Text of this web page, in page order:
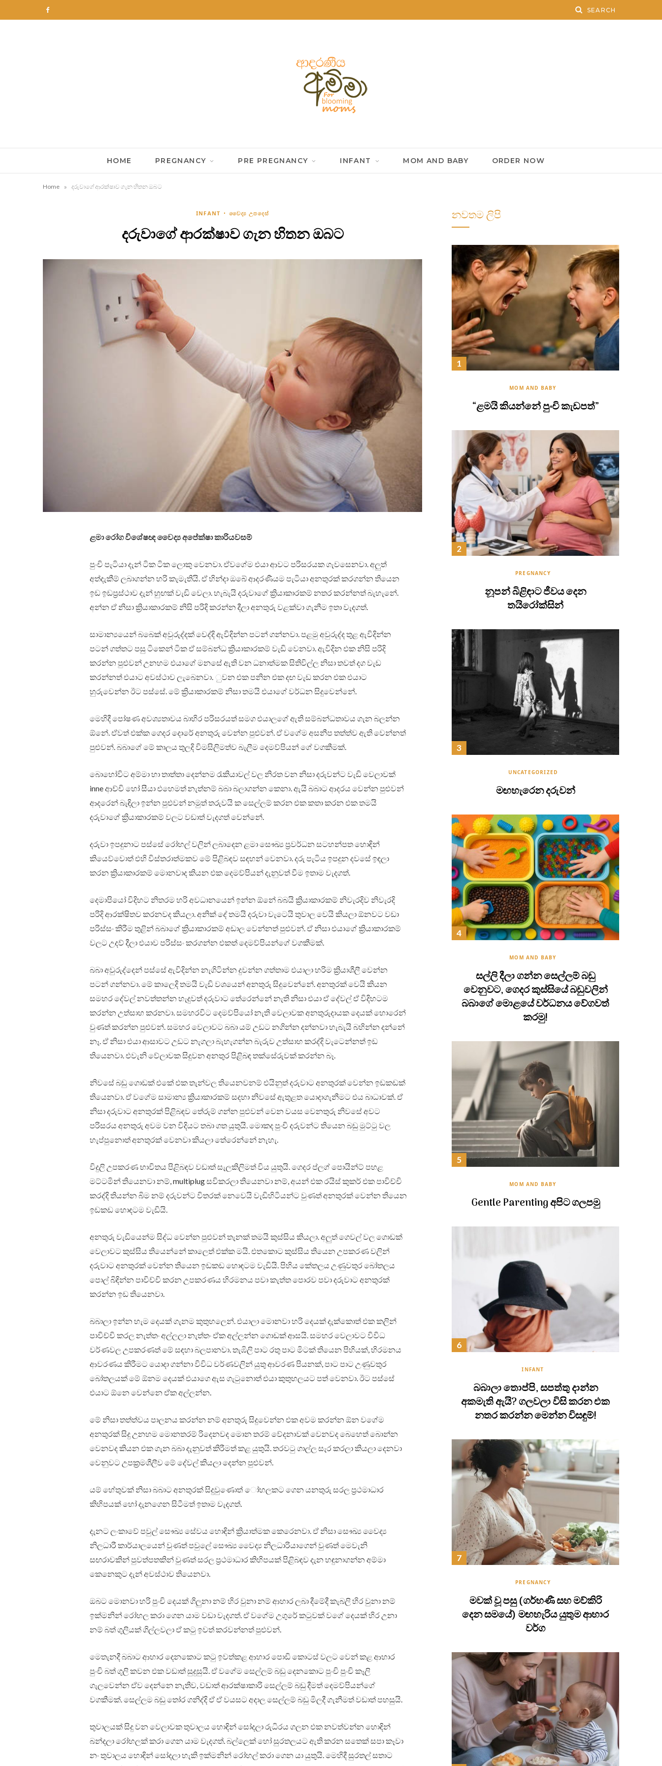
F
k
HOME PREGNANCY PRE PREGNANCY INFANT MOM AND BABY ORDER NOW
Home » දරුවාගේ ආරක්ෂාව ගැන හිතන ඔබට
INFANT වෛද්‍ය උපදෙස්
දරුවාගේ ආරක්ෂාව ගැන හිතන ඔබට
ළමා රෝග විශේෂඥ වෛද්‍ය අපේක්ෂා කාරියවසම්
පුංචි පැටියා දැන් ටික ටික ලොකු වෙනවා. ඒවගේම එයා ආවට පරිසරයක ගැවසෙනවා. අලුත්
අත්දැකීම් ලබාගන්න හරි කැමැතියි. ඒ හින්දා ඔබේ ආදරණීයම පැටියා අනතුරක් කරගන්න තියෙන
ඉඩ ඉඩප්‍රස්ථාව දැන් හුඟක් වැඩි වෙලා. හැබැයි දරුවාගේ ක්‍රියාකාරකම් නතර කරන්නත් බැහැනේ.
අන්න ඒ නිසා ක්‍රියාකාරකම් නිසි පරිදි කරන්න දීලා අනතුරු වළක්වා ගැනීම ඉතා වැදගත්.
සාමාන්‍යයෙන් බබෙක් අවුරුද්දක් වෙද්දි ඇවිදින්න පටන් ගන්නවා. පළමු අවුරුද්ද තුළ ඇවිදින්න
පටන් ගත්තට පසු ටිකෙන් ටික ඒ සම්බන්ධ ක්‍රියාකාරකම් වැඩි වෙනවා. ඇවිදින එක නිසි පරිදි
කරන්න පුළුවන් උනහම එයාගේ මනසේ ඇති වන ධනාත්මක සිතිවිල්ල නිසා තවත් දග වැඩ
කරන්නත් එයාට අවස්ථාව ලැබෙනවා. ුවන එක පනින එක දඟ වැඩ කරන එක එයාට
හුරුවෙන්න ඊට පස්සේ. මේ ක්‍රියාකාරකම් නිසා තමයි එයාගේ වර්ධන සිදුවෙන්නේ.
මෙහිදී පෝෂණ අවශ්‍යතාවය බාහිර පරිසරයත් සමග එයාලගේ ඇති සම්බන්ධතාවය ගැන බලන්න
ඕනේ. ඒවත් එක්ක ගෙදර දොරේ අනතුරු වෙන්න පුළුවන්. ඒ වගේම අසනීප තත්ත්ව ඇති වෙන්නත්
පුළුවන්. බබාගේ මේ කාලය තුලදි විමසිලිමත්ව බැලීම දෙමව්පියන් ගේ වගකීමක්.
බොහෝවිට අම්මා හා තාත්තා දෙන්නම රැකියාවල් වල නිරත වන නිසා දරුවන්ට වැඩි වෙලාවක්
inne ආච්චි හෝ සීයා එහෙමත් නැත්නම් බබා බලාගන්න කෙනා. ඇයි බබාට ආදරය වෙන්න පුළුවන්
ආදරෙන් බැඳිලා ඉන්න පුළුවන් නමුත් තරුවයි ක සෙල්ලම් කරන එක කතා කරන එක තමයි
දරුවාගේ ක්‍රියාකාරකම් වලට වඩාත් වැදගත් වෙන්නේ.
දරුවා ඉපදුනාට පස්සේ රෝහල් වලින් ලබාදෙන ළමා සෞඛ්‍ය ප්‍රවර්ධන සටහන්පත හොඳින්
කියෙව්වොත් එහි විස්තරාත්මකව මේ පිළිබඳව සඳහන් වෙනවා. දරු පැටිය ඉපදුන දවසේ ඉඳලා
කරන ක්‍රියාකාරකම් මොනවාද කියන එක දෙමව්පියන් දැනුවත් වීම ඉතාම වැදගත්.
දෙමාපියෝ විදිහට නිතරම හරි අවධානයෙන් ඉන්න ඕනේ බබයි ක්‍රියාකාරකම් නිවැරදිව නිවැරදි
පරිදි ආරක්ෂිතව කරනවද කියලා. අනික් දේ තමයි දරුවා වැටෙයි තුවාල වෙයි කියලා ඕනවට වඩා
පරිස්සං කිරීම තුළින් බබාගේ ක්‍රියාකාරකම් අඩාල වෙන්නත් පුළුවන්. ඒ නිසා එයාගේ ක්‍රියාකාරකම්
වලට උදව් දීලා එයාව පරිස්සං කරගන්න එකත් දෙමව්පියන්ගේ වගකීමක්.
බබා අවුරුද්දෙන් පස්සේ ඇවිදින්න නැගිටින්න දුවන්න ගත්තාම එයාලා හරිම ක්‍රියාශීලී වෙන්න
පටන් ගන්නවා. මේ කාලෙදි තමයි වැඩි වශයෙන් අනතුරු සිදුවෙන්නේ. අනතුරක් වෙයි කියන
සමහර දේවල් නවත්තන්න හැදුවත් දරුවාට තේරෙන්නේ නැති නිසා එයා ඒ දේවල් ඒ විදිහටම
කරන්න උත්සාහ කරනවා. සමහරවිට දෙමව්පියෝ නැති වෙලාවක අනතුරුදායක දෙයක් හොරෙන්
වුණත් කරන්න පුළුවන්. සමහර වෙලාවට බබා යම් උඩට නගින්න දන්නවා හැබැයි බහින්න දන්නේ
නෑ. ඒ නිසා එයා ආසාවට උඩට නැගලා බැහැගන්න බැරුව උත්සාහ කරද්දි වැටෙන්නත් ඉඩ
තියෙනවා. එවැනි වේලාවක සිදුවන අනතුර පිළිබඳ තක්සේරුවක් කරන්න බෑ.
නිවසේ බඩු ගොඩක් එකේ එක තැන්වල තියෙනවනම් එයිනුත් දරුවාට අනතුරක් වෙන්න ඉඩකඩක්
තියෙනවා. ඒ වගේම සාමාන්‍ය ක්‍රියාකාරකම් සදහා නිවසේ ඇතුළත යොදාගැනීමට එය බාධාවක්. ඒ
නිසා දරුවාට අනතුරක් පිළිබඳව තේරුම් ගන්න පුළුවන් වෙන වයස වෙනතුරු නිවසේ අවට
පරිසරය අනතුරු අවම වන විදියට තබා ගත යුතුයි. මොකද පුංචි දරුවන්ට තියෙන බඩු මුට්ටු වල
හැප්පුනොත් අනතුරක් වෙනවා කියලා තේරෙන්නේ නැහැ.
විදුලි උපකරණ භාවිතය පිළිබඳව වඩාත් සැලකිලිමත් විය යුතුයි. ගෙදර ප්ලග් පොයින්ට් පහළ
මට්ටමින් තියෙනවා නම්, multiplug සවිකරලා තියෙනවා නම්, අයන් එක රයිස් කුකර් එක පාවිච්චි
කරද්දි තියන්න බිම නම් දරුවන්ට විතරක් නෙවෙයි වැඩිහිටියන්ට වුණත් අනතුරක් වෙන්න තියෙන
ඉඩකඩ හොඳටම වැඩියි.
අනතුරු වැඩියෙන්ම සිද්ධ වෙන්න පුළුවන් තැනක් තමයි කුස්සිය කියලා. අලුත් ගෙවල් වල ගොඩක්
වෙලාවට කුස්සිය තියෙන්නේ කාලෙත් එක්ක මයි. එතකොට කුස්සිය තියෙන උපකරණ වලින්
දරුවාට අනතුරක් වෙන්න තියෙන ඉඩකඩ හොඳටම වැඩියි. පිහිය කේතලය උණුවතුර බෝතලය
පොල් බිඳින්න පාවිච්චි කරන උපකරණය හිරමනය පවා කැත්ත පොරව පවා දරුවාට අනතුරක්
කරන්න ඉඩ තියෙනවා.
බබාලා ඉන්න හැම දෙයක් ගැනම කුතුහලෙන්. එයාලා මොනවා හරි දෙයක් දැක්කොත් එක කලින්
පාවිච්චි කරල නැත්තං අල්ලලා නැත්තං ඒක අල්ලන්න ගොඩක් ආසයි. සමහර වෙලාවට විවිධ
වර්ණවල උපකරණත් මේ සඳහා බලපානවා. තැඹිලි පාට රතු පාට මිටක් තියෙන පිහියක්, හිරමනය
ආවරණය කිරීමට යොදා ගන්නා විවිධ වර්ණවලින් යුතු ආවරණ පියනක්, පාට පාට උණුවතුර
බෝතලයක් මේ ඕනම දෙයක් එයාගෙ ඇස ගැටුනොත් එයා කුතුහලයට පත් වෙනවා. ඊට පස්සේ
එයාට ඕනෙ වෙන්නෙ ඒක අල්ලන්න.
මේ නිසා තත්ත්වය පාලනය කරන්න නම් අනතුරු සිදුවෙන්න එක අවම කරන්න ඕන වගේම
අනතුරක් සිදු උනහම මොනතරම් රිදෙනවද මොන තරම් වේදනාවක් වෙනවද බෙහෙත් බොන්න
වෙනවද කියන එක ගැන බබා දැනුවත් කිරීමත් කළ යුතුයි. තරවටු ගාල්ල සැර කරලා කියලා දෙනවා
වෙනුවට උපක්‍රමශීලීව මේ දේවල් කියලා දෙන්න පුළුවන්.
යම් හේතුවක් නිසා බබාට අනතුරක් සිදුවුණොත් ෝහලකට ගෙන යනතුරු සරල ප්‍රථමාධාර
කිහිපයක් හෝ දැනගෙන සිටීමත් ඉතාම වැදගත්.
දැනට ලංකාවේ පවුල් සෞඛ්‍ය සේවය හොඳින් ක්‍රියාත්මක කෙරෙනවා. ඒ නිසා සෞඛ්‍ය වෛද්‍ය
නිලධාරී කාර්යාලයෙන් වුණත් පවුලේ සෞඛ්‍ය වෛද්‍ය නිලධාරියාගෙන් වුණත් මෙවැනි
සඟරාවකින් පුවත්පතකින් වුණත් සරල ප්‍රථමාධාර කිහිපයක් පිළිබඳව දැන හඳුනාගන්න අම්මා
කෙනෙකුට දැන් අවස්ථාව තියෙනවා.
ඔබට මොනවා හරි පුංචි දෙයක් ගිලුනා නම් හිර වුනා නම් ආහාර ලබා දීමේදී කැබලි හිර වුනා නම්
ඉක්මනින් රෝහල කරා ගෙන යාම වඩා වැදගත්. ඒ වගේම උගුරේ කටුවක් වගේ දෙයක් හිර උනා
නම් බත් ගුලියක් ගිල්ලවලා ඒ කටු ඉවත් කරවන්නත් පුළුවන්.
මෙතැනදී බබාට ආහාර දෙනකොට කටු ඉවත්කළ ආහාර පොඩි කොටස් වලට වෙන් කළ ආහාර
පුංචි බත් ගුලි කවන එක වඩාත් සුදුසුයි. ඒ වගේම සෙල්ලම් බඩු දෙනකොට පුංචි පුංචි කෑලි
ගැලවෙන්න ඒව දෙන්නෙ නැතිව, වඩාත් ආරක්ෂාකාරි සෙල්ලම් බඩු දීමත් දෙමව්පියන්ගේ
වගකීමක්. සෙල්ලම බඩු තෝර ගනිද්දි ඒ ඒ වයසට අදාල සෙල්ලම් බඩු මිලදී ගැනීමත් වඩාත් පහසුයි.
තුවාලයක් සිදු වන වෙලාවක තුවාලය හොඳින් සෝදලා රුධිරය ගලන එක නවත්වන්න හොඳින්
බන්දලා රෝහලක් කරා ගෙන යාම වැදගත්. බල්ලෙක් හෝ සුරතලයට ඇති කරන සතෙක් සපා කෑවා
නං තුවාලය හොඳින් සෝදලා හැකි ඉක්මනින් රෝහල් කරා ගෙන යා යුතුයි. මෙහිදී සුරතල් සතාට
නවතම ලිපි
MOM AND BABY
“ළමයි කියන්නේ පුංචි කැඩපත්”
PREGNANCY
නූපන් බිළිඳාට ජීවය දෙන
තයිරෝක්සින්
UNCATEGORIZED
මඟහැරෙන දරුවන්
MOM AND BABY
සල්ලි දීලා ගන්න සෙල්ලම් බඩු
වෙනුවට, ගෙදර කුස්සියේ බඩුවලින්
බබාගේ මොළයේ වර්ධනය වේගවත්
කරමු!
MOM AND BABY
Gentle Parenting අපිට ගලපමු
INFANT
බබාලා තොප්පි, සපත්තු දාන්න
අකමැති ඇයි? ගලවලා විසි කරන එක
නතර කරන්න මෙන්න විසඳුම්!
PREGNANCY
මවක් වූ පසු (ගර්භණී සහ මව්කිරි
දෙන සමයේ) මඟහැරිය යුතුම ආහාර
වර්ග